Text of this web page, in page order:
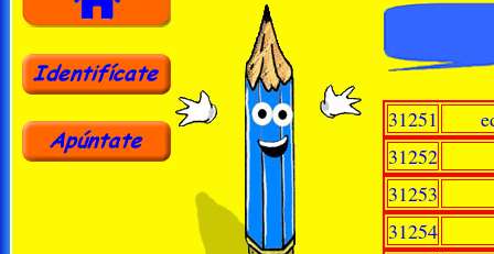
31251
31252
31253
31254